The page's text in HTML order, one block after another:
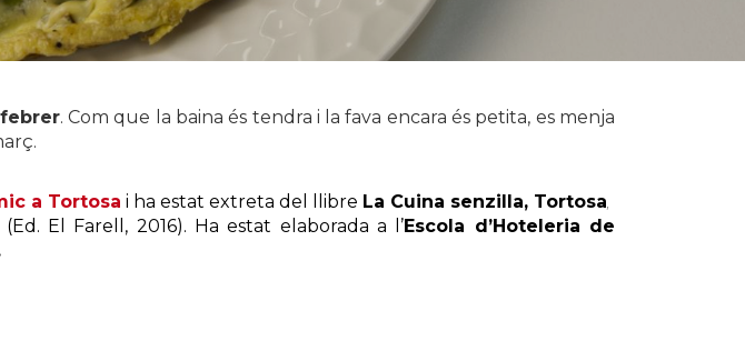
. Com que la baina és tendra i la fava encara és petita, es menja
a Tortosa i ha estat extreta del llibre La Cuina senzilla, Tortosa,
El Farell, 2016). Ha estat elaborada a l’Escola d’Hoteleria de